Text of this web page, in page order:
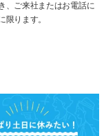
、ご来社またはお電話に
ります。